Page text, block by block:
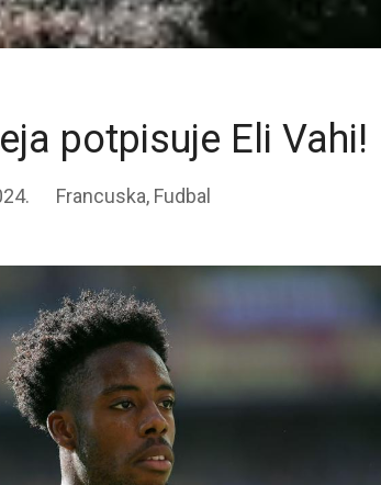
potpisuje Eli Vahi!
Francuska, Fudbal